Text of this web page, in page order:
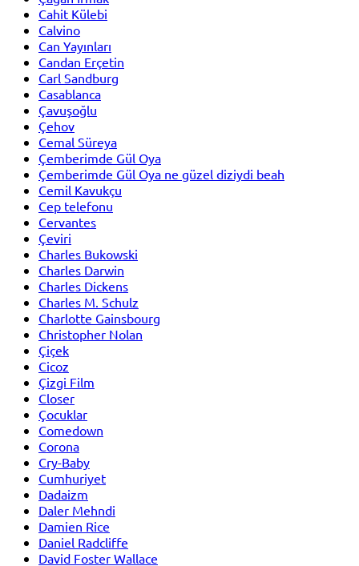
Cahit Külebi
Calvino
Can Yayınları
Candan Erçetin
Carl Sandburg
Casablanca
Çavuşoğlu
Çehov
Cemal Süreya
Çemberimde Gül Oya
Çemberimde Gül Oya ne güzel diziydi beah
Cemil Kavukçu
Cep telefonu
Cervantes
Çeviri
Charles Bukowski
Charles Darwin
Charles Dickens
Charles M. Schulz
Charlotte Gainsbourg
Christopher Nolan
Çiçek
Cicoz
Çizgi Film
Closer
Çocuklar
Comedown
Corona
Cry-Baby
Cumhuriyet
Dadaizm
Daler Mehndi
Damien Rice
Daniel Radcliffe
David Foster Wallace